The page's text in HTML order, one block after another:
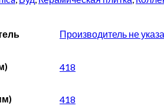
Производитель не
418
418